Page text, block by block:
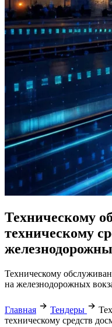
Техническому
техническому
Техническому
на железнодорожных
Главная Тендеры
техническому средств